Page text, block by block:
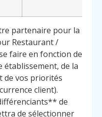
partenaire pour la
Restaurant /
faire en fonction de
de la
de vos priorités
client).
de
de sélectionner